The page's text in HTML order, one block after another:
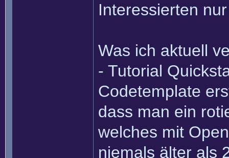
Interessierten
Was ich aktuell
- Tutorial
Codetemplate
dass man ein
welches mit
niemals älter als